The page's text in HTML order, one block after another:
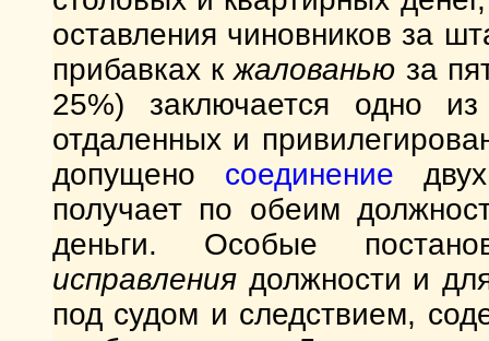
оставления чиновников за
прибавках кжалованью за
25%) заключается одно
отдаленных и
допущено соединение
получает по обеим
деньги. Особые
исправления должности и
под судом и следствием,